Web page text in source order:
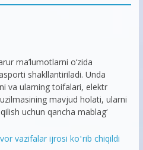
ma’lumotlarni o‘zida
shakllantiriladi. Unda
va ularning toifalari, elektr
mavjud holati, ularni
uchun qancha mablag‘
vazifalar ijrosi koʻrib chiqildi